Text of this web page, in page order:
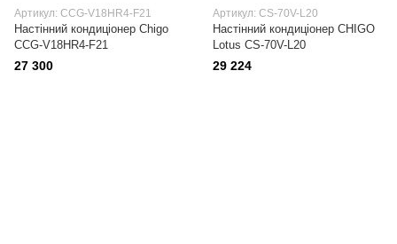
Артикул: CCG-V18HR4-F21
Настінний кондиціонер Сhigo
CCG-V18HR4-F21
27 300
Артикул: CS-70V-L20
Настінний кондиціонер CHIGO
Lotus CS-70V-L20
29 224